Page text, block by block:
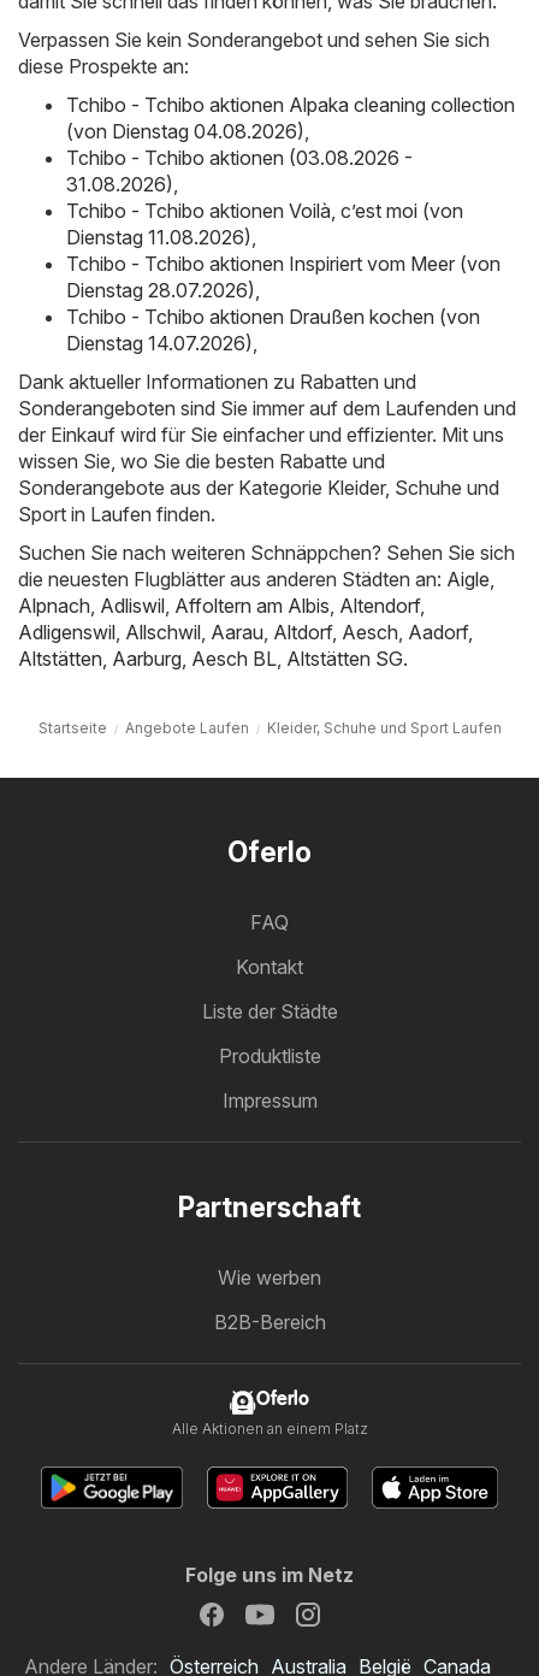
Verpassen Sie kein Sonderangebot und sehen Sie sich
diese Prospekte an:
Tchibo - Tchibo aktionen Alpaka cleaning collection
(von Dienstag 04.08.2026),
Tchibo - Tchibo aktionen (03.08.2026 -
31.08.2026),
Tchibo - Tchibo aktionen Voilà, c’est moi (von
Dienstag 11.08.2026),
Tchibo - Tchibo aktionen Inspiriert vom Meer (von
Dienstag 28.07.2026),
Tchibo - Tchibo aktionen Draußen kochen (von
Dienstag 14.07.2026),
Dank aktueller Informationen zu Rabatten und
Sonderangeboten sind Sie immer auf dem Laufenden und
der Einkauf wird für Sie einfacher und effizienter. Mit uns
wissen Sie, wo Sie die besten Rabatte und
Sonderangebote aus der Kategorie Kleider, Schuhe und
Sport in Laufen finden.
Suchen Sie nach weiteren Schnäppchen? Sehen Sie sich
die neuesten Flugblätter aus anderen Städten an: Aigle,
Alpnach, Adliswil, Affoltern am Albis, Altendorf,
Adligenswil, Allschwil, Aarau, Altdorf, Aesch, Aadorf,
Altstätten, Aarburg, Aesch BL, Altstätten SG.
Startseite Angebote Laufen Kleider, Schuhe und Sport Laufen
Oferlo
FAQ
Kontakt
Liste der Städte
Produktliste
Impressum
Partnerschaft
Wie werben
B2B-Bereich
Oferlo
Alle Aktionen an einem Platz
Folge uns im Netz
Andere Länder: Österreich Australia België Canada